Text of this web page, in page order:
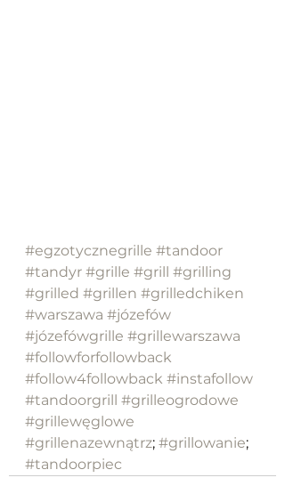
#egzotycznegrille #tandoor
#tandyr #grille #grill #grilling
#grilled #grillen #grilledchiken
#warszawa #józefów
#józefówgrille #grillewarszawa
#followforfollowback
#follow4followback #instafollow
#tandoorgrill #grilleogrodowe
#grillewęglowe
#grillenazewnątrz; #grillowanie;
#tandoorpiec